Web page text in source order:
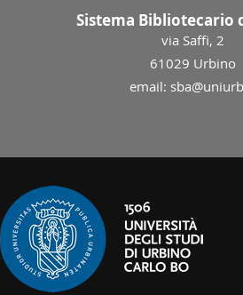
Sistema Bibliotecario
via Saffi, 2
61029 Urbino
email: